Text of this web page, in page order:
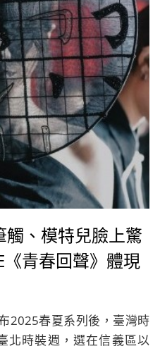
、模特兒臉上驚
《青春回聲》體現
2025春夏系列後，臺灣時
北時裝週，選在信義區以